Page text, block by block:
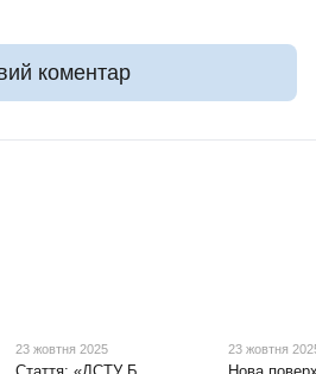
коментар
23 жовтня 2025 23 жовтня